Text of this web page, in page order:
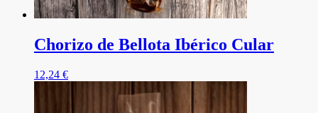
Chorizo de Bellota Ibérico Cular
12,24 €